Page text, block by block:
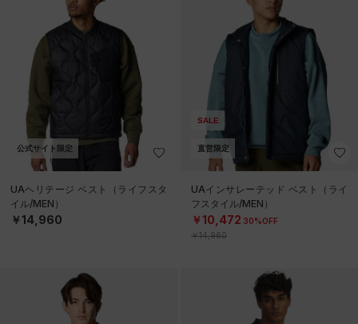
公式サイト限定
UAヘリテージ ベスト（ライフスタ
イル/MEN）
￥14,960
SALE
直営限定
UAインサレーテッド ベスト（ライ
フスタイル/MEN）
￥10,472 30%OFF
￥14,960